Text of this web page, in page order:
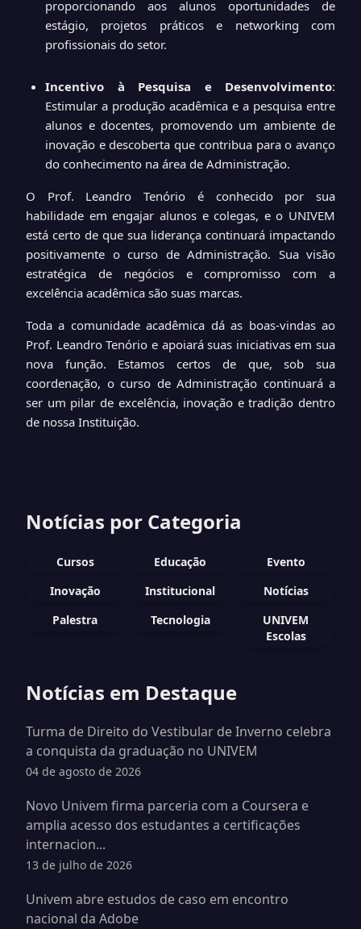
proporcionando aos alunos oportunidades de
estágio, projetos práticos e networking com
profissionais do setor.
Incentivo à Pesquisa e Desenvolvimento:
Estimular a produção acadêmica e a pesquisa entre
alunos e docentes, promovendo um ambiente de
inovação e descoberta que contribua para o avanço
do conhecimento na área de Administração.
O Prof. Leandro Tenório é conhecido por sua
habilidade em engajar alunos e colegas, e o UNIVEM
está certo de que sua liderança continuará impactando
positivamente o curso de Administração. Sua visão
estratégica de negócios e compromisso com a
excelência acadêmica são suas marcas.
Toda a comunidade acadêmica dá as boas-vindas ao
Prof. Leandro Tenório e apoiará suas iniciativas em sua
nova função. Estamos certos de que, sob sua
coordenação, o curso de Administração continuará a
ser um pilar de excelência, inovação e tradição dentro
de nossa Instituição.
Notícias por Categoria
Cursos Educação
Evento
Inovação
Institucional
Notícias
Palestra
Tecnologia
UNIVEM
Escolas
Notícias em Destaque
Turma de Direito do Vestibular de Inverno celebra
a conquista da graduação no UNIVEM
04 de agosto de 2026
Novo Univem firma parceria com a Coursera e
amplia acesso dos estudantes a certificações
internacion...
13 de julho de 2026
Univem abre estudos de caso em encontro
nacional da Adobe